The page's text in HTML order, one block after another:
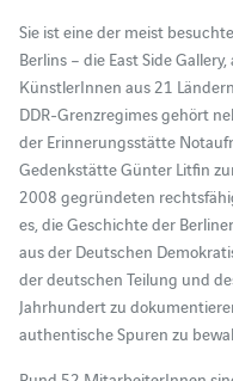
Sie ist eine der meist
Berlins – die East Side
KünstlerInnen aus 21
DDR-Grenzregimes gehört
der Erinnerungsstätte
Gedenkstätte Günter Litfin
2008 gegründeten
es, die Geschichte der
aus der Deutschen
der deutschen Teilung und
Jahrhundert zu
authentische Spuren zu